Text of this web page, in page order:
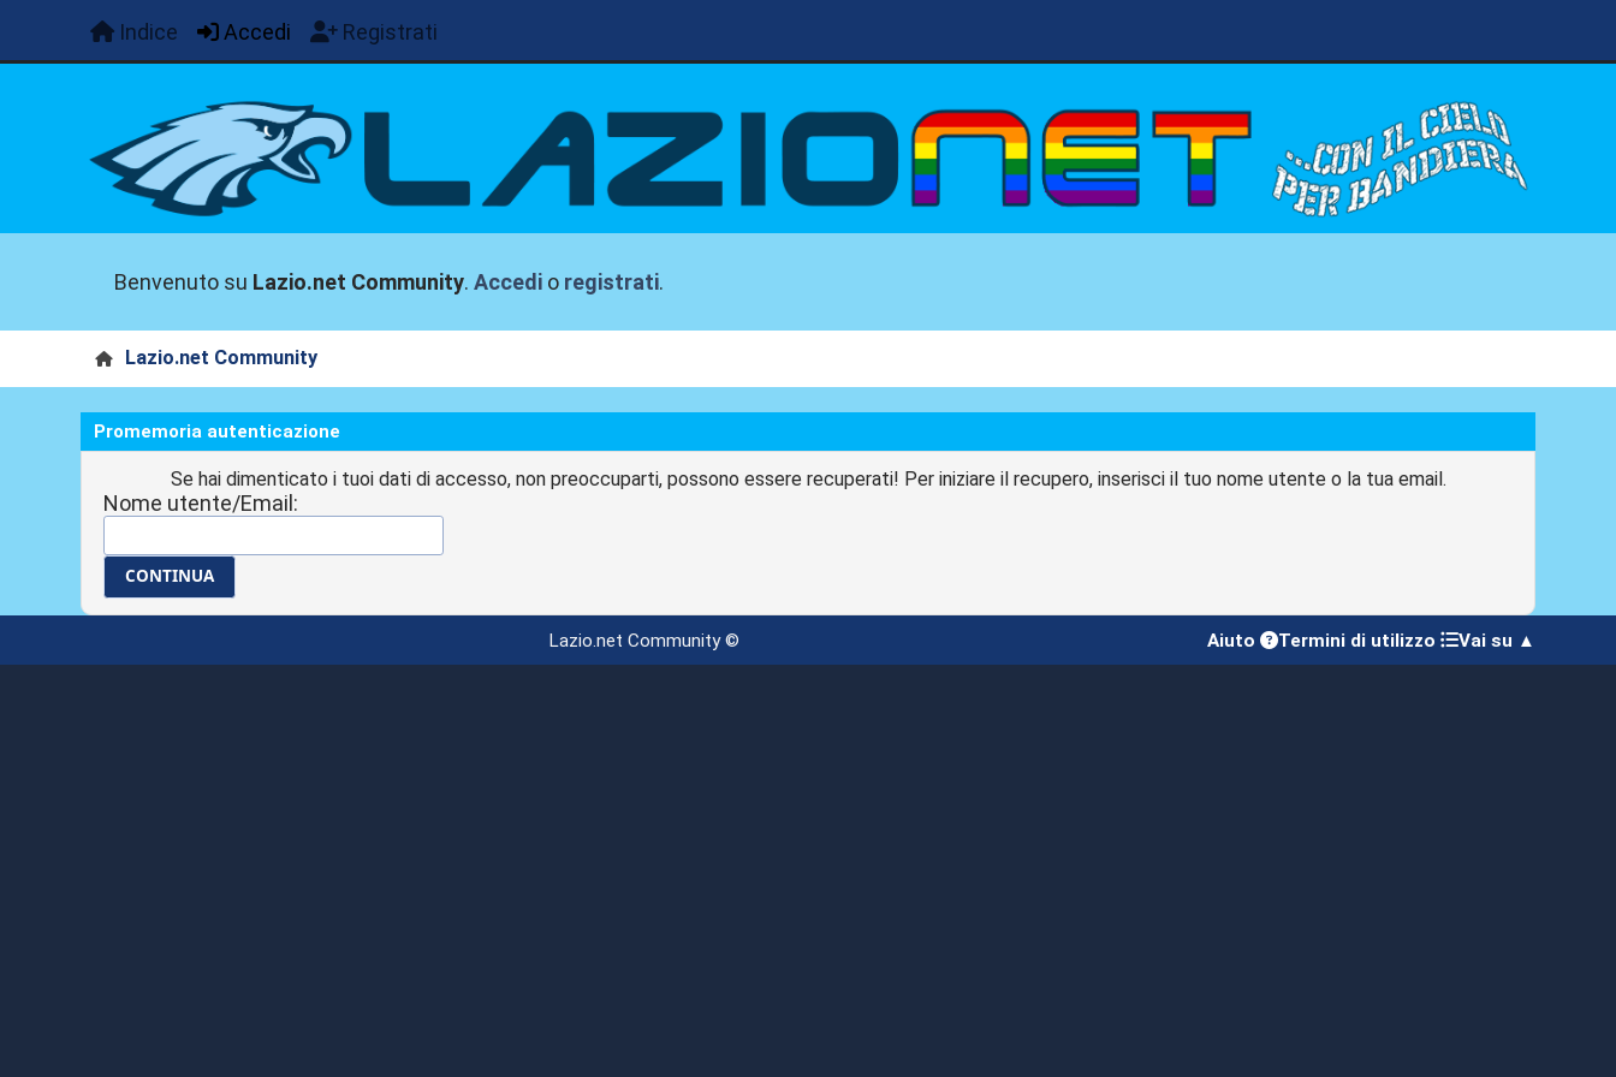
Indice Accedi Registrati
Benvenuto su Lazio.net Community.Accedi o registrati.
Lazio.net Community
Promemoria autenticazione
Se hai dimenticato i tuoi dati di accesso, non preoccuparti, possono essere recuperati! Per iniziare il recupero, inserisci il tuo nome utente o la tua email.
Nome utente/Email:
Lazio.net Community © Aiuto Termini di utilizzo Vai su ▲